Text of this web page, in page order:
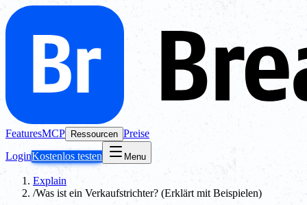
FeaturesMCP Ressourcen Preise
LoginKostenlos testen Menu
Explain
/Was ist ein Verkaufstrichter? (Erklärt mit Beispielen)